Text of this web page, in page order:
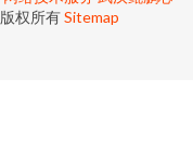
版权所有Sitemap